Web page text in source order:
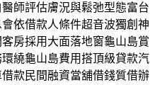
師評估膚況與鬆弛型態富台
依借款人條件超音波獨創神
房採用大面落地窗龜山島賞
繞龜山島費用搭頂級貸款汽
款民間融資當舖借錢質借辦